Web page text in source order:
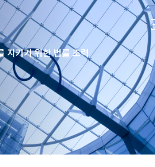
지키기 위한 법률 조력